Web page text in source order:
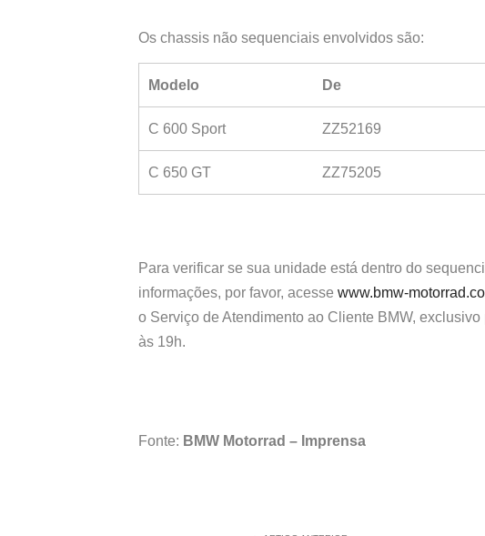
Os chassis não sequenciais envolvidos são:
Modelo De
C 600 Sport ZZ52169
C 650 GT ZZ75205
Para verificar se sua unidade está dentro do
informações, por favor, acesse www.bmw-
o Serviço de Atendimento ao Cliente BMW,
às 19h.
Fonte: BMW Motorrad – Imprensa